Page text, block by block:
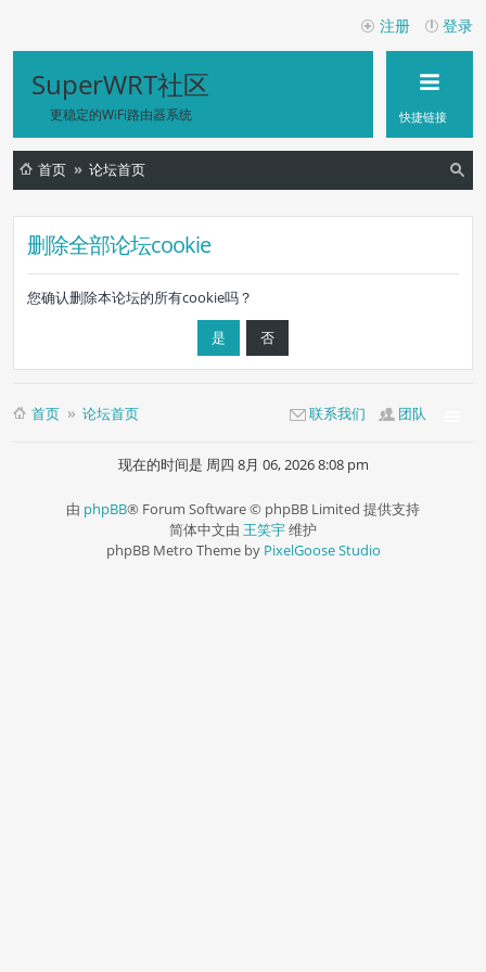
登录
注册
SuperWRT社区
更稳定的WiFi路由器系统 快捷链接
首页
论坛首页
删除全部论坛cookie
您确认删除本论坛的所有cookie吗？
首页 论坛首页 团队
联系我们
现在的时间是 周四 8月 06, 2026 8:08 pm
由 phpBB® Forum Software © phpBB Limited 提供支持
简体中文由 王笑宇维护
phpBB Metro Theme by PixelGoose Studio